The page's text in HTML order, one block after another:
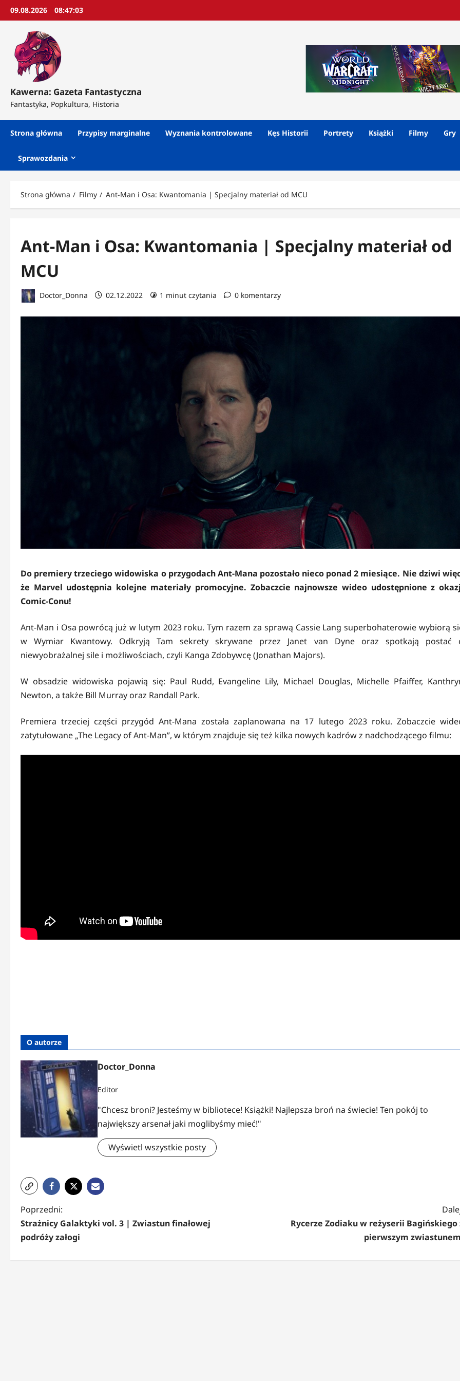
Przejdź
09.08.2026 08:47:05
Kawerna: Gazeta Fantastyczna
Fantastyka, Popkultura, Historia
Strona główna Przypisy marginalne Wyznania kontrolowane Kęs Historii Portrety Książki Filmy Gry
Sprawozdania
Strona główna Filmy Ant-Man i Osa: Kwantomania | Specjalny materiał od MCU
Ant-Man i Osa: Kwantomania | Specjalny materiał od
MCU
Doctor_Donna 02.12.2022 1 minut czytania 0 komentarzy
Do premiery trzeciego widowiska o przygodach Ant-Mana pozostało nieco ponad 2 miesiące. Nie dziwi
że Marvel udostępnia kolejne materiały promocyjne. Zobaczcie najnowsze wideo udostępnione z
Comic-Conu!
Ant-Man i Osa powrócą już w lutym 2023 roku. Tym razem za sprawą Cassie Lang superbohaterowie wybiorą
w Wymiar Kwantowy. Odkryją Tam sekrety skrywane przez Janet van Dyne oraz spotkają postać
niewyobrażalnej sile i możliwościach, czyli Kanga Zdobywcę (Jonathan Majors).
W obsadzie widowiska pojawią się: Paul Rudd, Evangeline Lily, Michael Douglas, Michelle Pfaiffer,
Newton, a także Bill Murray oraz Randall Park.
Premiera trzeciej części przygód Ant-Mana została zaplanowana na 17 lutego 2023 roku. Zobaczcie
zatytułowane „The Legacy of Ant-Man”, w którym znajduje się też kilka nowych kadrów z nadchodzącego filmu:
O autorze
Doctor_Donna
Editor
"Chcesz broni? Jesteśmy w bibliotece! Książki! Najlepsza broń na świecie! Ten pokój to
największy arsenał jaki moglibyśmy mieć!"
Wyświetl wszystkie posty
Z
o
b
Poprzedni:
Strażnicy Galaktyki vol. 3 | Zwiastun finałowej
podróży załogi
Rycerze Zodiaku w reżyserii Bagińskiego
pierwszym